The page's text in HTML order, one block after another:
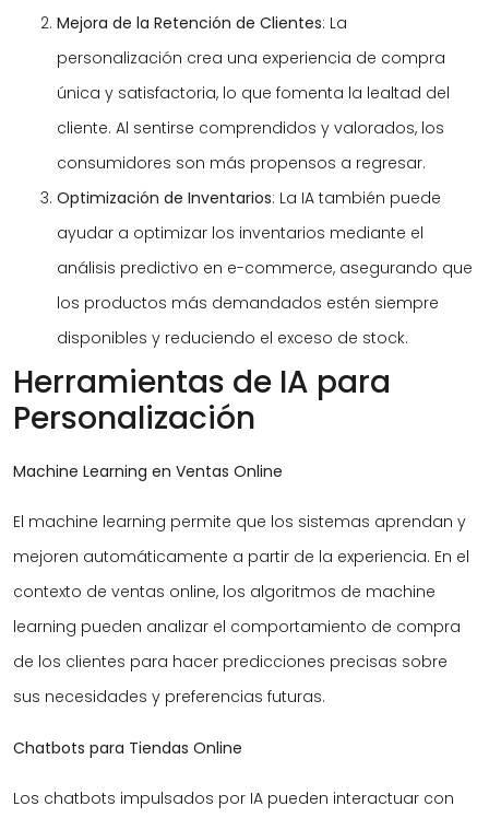
Mejora de la Retención de Clientes: La
personalización crea una experiencia de compra
única y satisfactoria, lo que fomenta la lealtad del
cliente. Al sentirse comprendidos y valorados, los
consumidores son más propensos a regresar.
Optimización de Inventarios: La IA también puede
ayudar a optimizar los inventarios mediante el
análisis predictivo en e-commerce, asegurando que
los productos más demandados estén siempre
disponibles y reduciendo el exceso de stock.
Herramientas de IA para
Personalización
Machine Learning en Ventas Online
El machine learning permite que los sistemas aprendan y
mejoren automáticamente a partir de la experiencia. En el
contexto de ventas online, los algoritmos de machine
learning pueden analizar el comportamiento de compra
de los clientes para hacer predicciones precisas sobre
sus necesidades y preferencias futuras.
Chatbots para Tiendas Online
Los chatbots impulsados por IA pueden interactuar con